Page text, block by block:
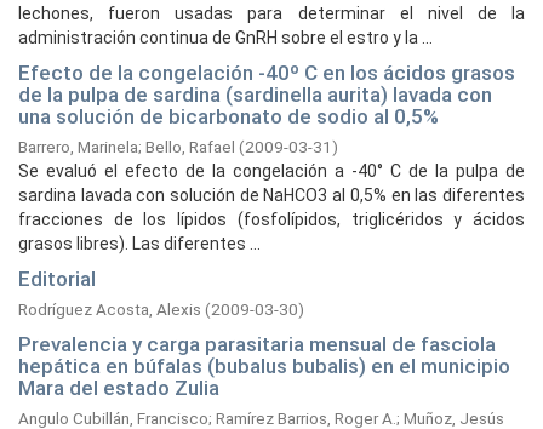
lechones, fueron usadas para determinar el nivel de la
administración continua de GnRH sobre el estro y la ...
Efecto de la congelación -40º C en los ácidos grasos
de la pulpa de sardina (sardinella aurita) lavada con
una solución de bicarbonato de sodio al 0,5%
Barrero, Marinela; Bello, Rafael (2009-03-31)
Se evaluó el efecto de la congelación a -40° C de la pulpa de
sardina lavada con solución de NaHCO3 al 0,5% en las diferentes
fracciones de los lípidos (fosfolípidos, triglicéridos y ácidos
grasos libres). Las diferentes ...
Editorial
Rodríguez Acosta, Alexis (2009-03-30)
Prevalencia y carga parasitaria mensual de fasciola
hepática en búfalas (bubalus bubalis) en el municipio
Mara del estado Zulia
Angulo Cubillán, Francisco; Ramírez Barrios, Roger A. ; Muñoz, Jesús